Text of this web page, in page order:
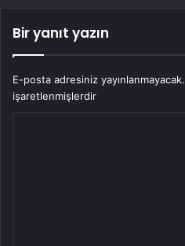
Bir yanıt yazın
E-posta adresiniz yayınlanmayacak.
işaretlenmişlerdir